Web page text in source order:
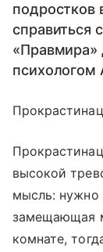
подростков
справиться
«Правмира»
психологом
высокой
мысль: нужно
замещающая
комнате,